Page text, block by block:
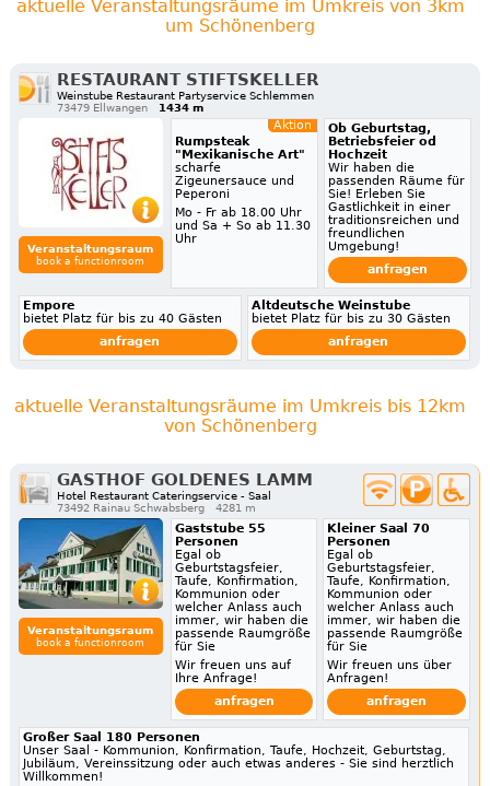
aktuelle Veranstaltungsräume im Umkreis von 3km
um Schönenberg
RESTAURANT STIFTSKELLER
Weinstube Restaurant Partyservice Schlemmen
73479 Ellwangen
1434 m
Veranstaltungsraum
book a functionroom
Aktion
Rumpsteak
"Mexikanische Art"
scharfe
Zigeunersauce und
Peperoni
Mo - Fr ab 18.00 Uhr
und Sa + So ab 11.30
Uhr
Ob Geburtstag,
Betriebsfeier od
Hochzeit
Wir haben die
passenden Räume für
Sie! Erleben Sie
Gastlichkeit in einer
traditionsreichen und
freundlichen
Umgebung!
anfragen
Empore
bietet Platz für bis zu 40 Gästen
anfragen
Altdeutsche Weinstube
bietet Platz für bis zu 30 Gästen
anfragen
aktuelle Veranstaltungsräume im Umkreis bis 12km
von Schönenberg
GASTHOF GOLDENES LAMM
Hotel Restaurant Cateringservice - Saal
73492 Rainau Schwabsberg
4281 m
Veranstaltungsraum
book a functionroom
Gaststube 55
Personen
Egal ob
Geburtstagsfeier,
Taufe, Konfirmation,
Kommunion oder
welcher Anlass auch
immer, wir haben die
passende Raumgröße
für Sie
Wir freuen uns auf
Ihre Anfrage!
anfragen
Kleiner Saal 70
Personen
Egal ob
Geburtstagsfeier,
Taufe, Konfirmation,
Kommunion oder
welcher Anlass auch
immer, wir haben die
passende Raumgröße
für Sie
Wir freuen uns über
Anfragen!
anfragen
Großer Saal 180 Personen
Unser Saal - Kommunion, Konfirmation, Taufe, Hochzeit, Geburtstag,
Jubiläum, Vereinssitzung oder auch etwas anderes - Sie sind herztlich
Willkommen!